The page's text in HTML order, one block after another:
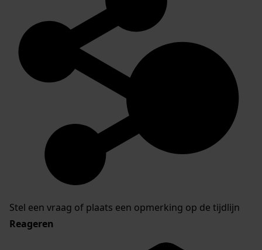
Stel een vraag of plaats een opmerking op de tijdlijn
Reageren